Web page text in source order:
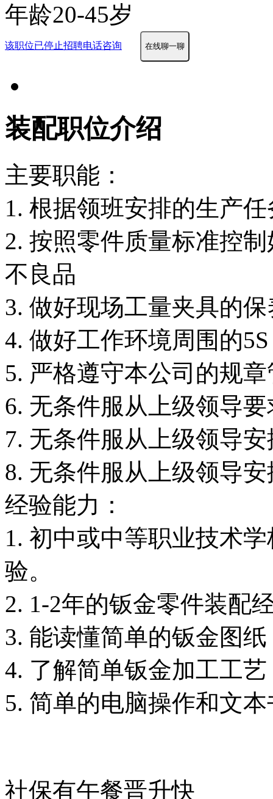
年龄20-45岁
该职位已停止招聘电话咨询 在线聊一聊
装配职位介绍
主要职能：
1. 根据领班安排的生产
2. 按照零件质量标准控
不良品
3. 做好现场工量夹具的
4. 做好工作环境周围的5S
5. 严格遵守本公司的规
6. 无条件服从上级领导
7. 无条件服从上级领导
8. 无条件服从上级领导
经验能力：
1. 初中或中等职业技术
验。
2. 1-2年的钣金零件装配
3. 能读懂简单的钣金图纸
4. 了解简单钣金加工工艺
5. 简单的电脑操作和文
社保有午餐晋升快